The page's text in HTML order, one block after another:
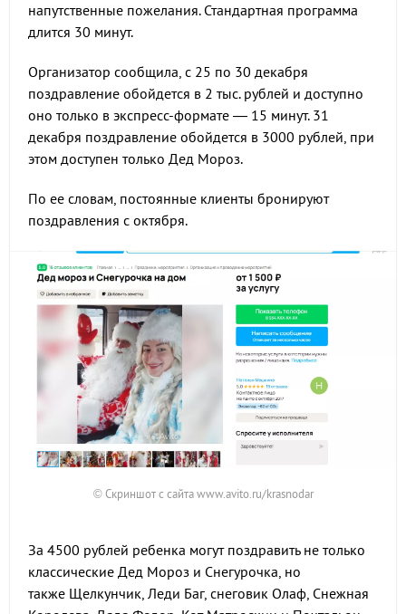
напутственные пожелания. Стандартная программа
длится 30 минут.
Организатор сообщила, с 25 по 30 декабря
поздравление обойдется в 2 тыс. рублей и доступно
оно только в экспресс-формате — 15 минут. 31
декабря поздравление обойдется в 3000 рублей, при
этом доступен только Дед Мороз.
По ее словам, постоянные клиенты бронируют
поздравления с октября.
© Скриншот с сайта www.avito.ru/krasnodar
За 4500 рублей ребенка могут поздравить не только
классические Дед Мороз и Снегурочка, но
также Щелкунчик, Леди Баг, снеговик Олаф, Снежная